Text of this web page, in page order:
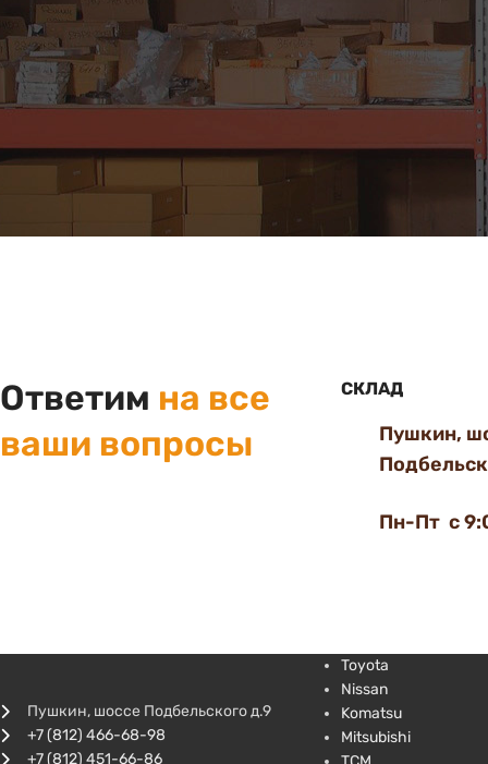
Ответим на все
ваши вопросы
СКЛАД
Пушкин,
Пн-Пт с
Пушкин, шоссе Подбельского д.9
+7 (812) 466-68-98
+7 (812) 451-66-86
Toyota
Nissan
Komatsu
Mitsubishi